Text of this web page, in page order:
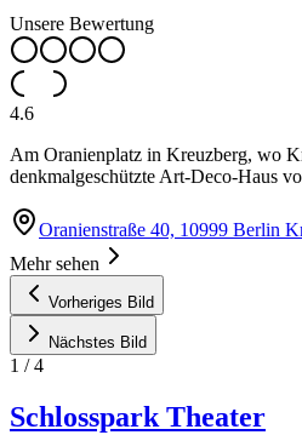
Unsere Bewertung
4.6
Am Oranienplatz in Kreuzberg, wo
denkmalgeschützte Art-Deco-Haus
Oranienstraße 40, 10999 Berlin
Mehr sehen
Vorheriges Bild
Nächstes Bild
1 /4
Schlosspark Theater